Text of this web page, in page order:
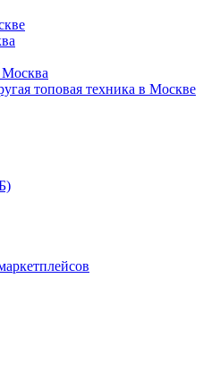
топовая техника в Москве